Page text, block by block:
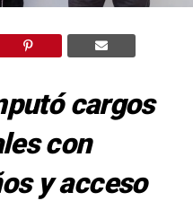
cargos
con
y acceso